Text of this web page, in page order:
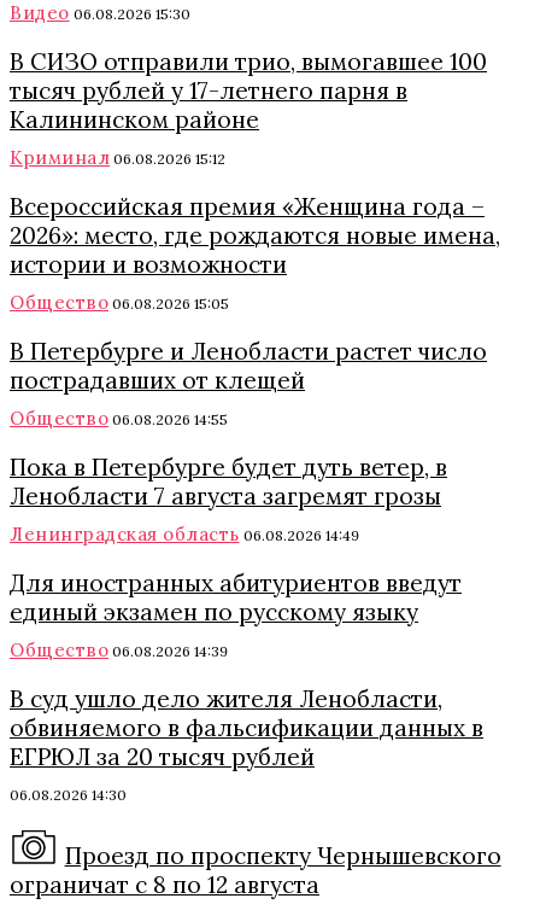
Видео 06.08.2026 15:30
В СИЗО отправили трио, вымогавшее 100
тысяч рублей у 17-летнего парня в
Калининском районе
Криминал 06.08.2026 15:12
Всероссийская премия «Женщина года –
2026»: место, где рождаются новые имена,
истории и возможности
Общество 06.08.2026 15:05
В Петербурге и Ленобласти растет число
пострадавших от клещей
Общество 06.08.2026 14:55
Пока в Петербурге будет дуть ветер, в
Ленобласти 7 августа загремят грозы
Ленинградская область 06.08.2026 14:49
Для иностранных абитуриентов введут
единый экзамен по русскому языку
Общество 06.08.2026 14:39
В суд ушло дело жителя Ленобласти,
обвиняемого в фальсификации данных в
ЕГРЮЛ за 20 тысяч рублей
06.08.2026 14:30
Проезд по проспекту Чернышевского
ограничат с 8 по 12 августа